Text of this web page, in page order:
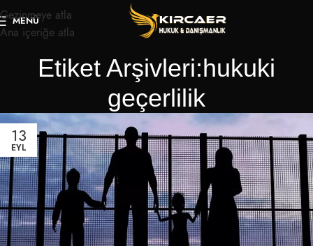
Gezinmeye atla
Ana içeriğe atla
MENÜ
Etiket Arşivleri:hukuki
geçerlilik
13
EYL